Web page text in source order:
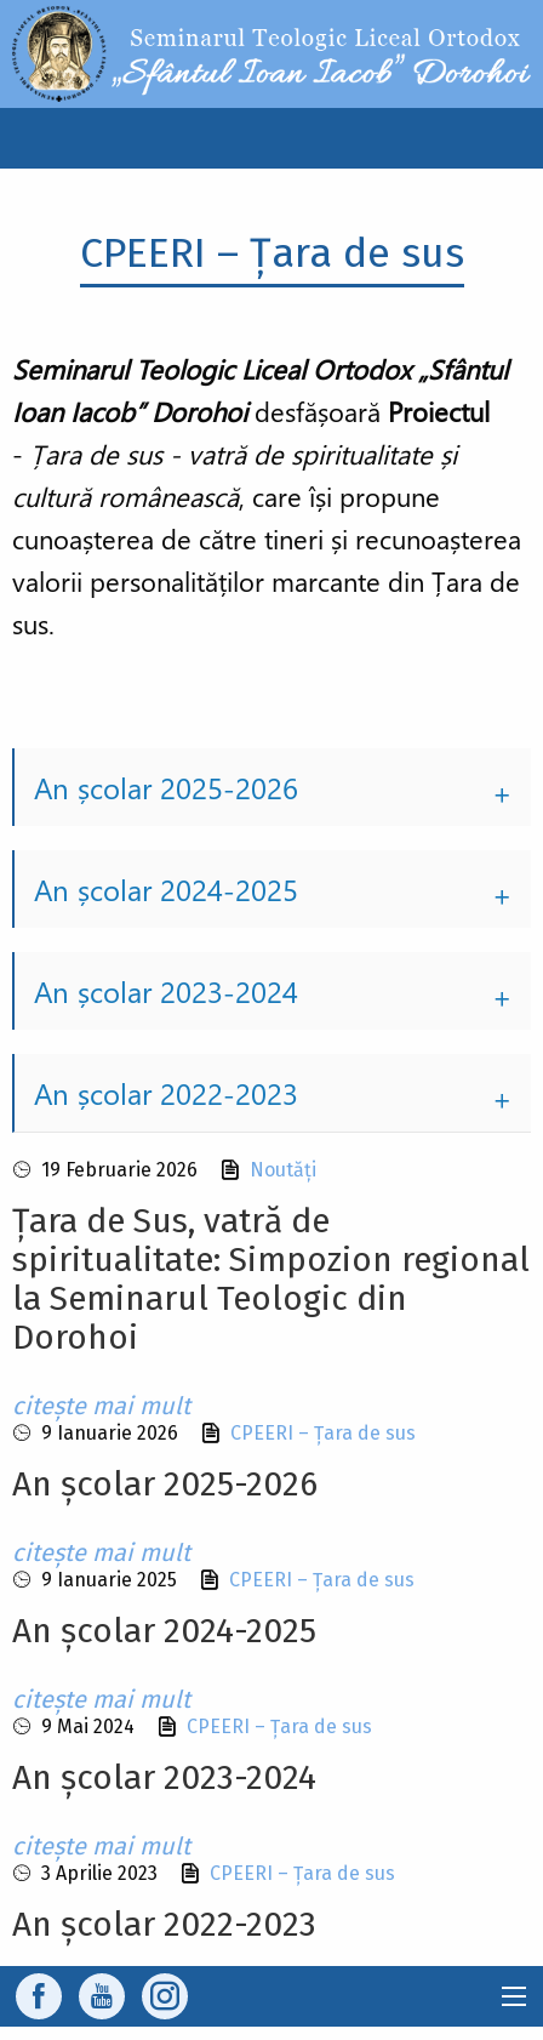
Sari la conținutul principal
Main
CPEERI – Țara de sus
Seminarul Teologic Liceal Ortodox „Sfântul
Ioan Iacob” Dorohoidesfășoară Proiectul
- Țara de sus - vatră de spiritualitate și
cultură românească, care își propune
cunoașterea de către tineri și recunoașterea
valorii personalităților marcante din Țara de
sus.
An școlar 2025-2026
An școlar 2024-2025
An școlar 2023-2024
An școlar 2022-2023
19 Februarie 2026 Noutăți
Țara de Sus, vatră de
spiritualitate: Simpozion regional
la Seminarul Teologic din
Dorohoi
citește mai mult
9 Ianuarie 2026 CPEERI – Țara de sus
An școlar 2025-2026
citește mai mult
9 Ianuarie 2025 CPEERI – Țara de sus
An școlar 2024-2025
citește mai mult
9 Mai 2024 CPEERI – Țara de sus
An școlar 2023-2024
citește mai mult
3 Aprilie 2023 CPEERI – Țara de sus
An școlar 2022-2023
citește mai mult